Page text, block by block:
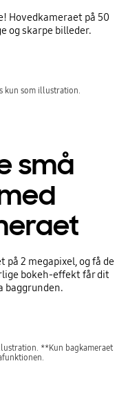
Hovedkameraet på 50
og skarpe billeder.
kun som illustration.
små
2 megapixel, og få de
bokeh-effekt får dit
baggrunden.
**Kun bagkameraet